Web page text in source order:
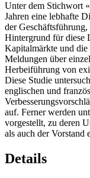
Unter dem Stichwort
Jahren eine lebhafte
der Geschäftsführung,
Hintergrund für diese
Kapitalmärkte und die
Meldungen über
Herbeiführung von
Diese Studie
englischen und
auf. Ferner werden
vorgestellt, zu deren
als auch der Vorstand
Details